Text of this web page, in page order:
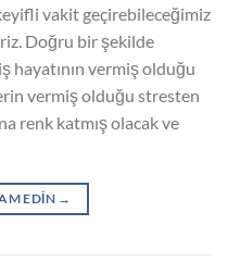
vakit geçirebileceğimiz
Doğru bir şekilde
hayatının vermiş olduğu
vermiş olduğu stresten
renk katmış olacak ve
EDIN →